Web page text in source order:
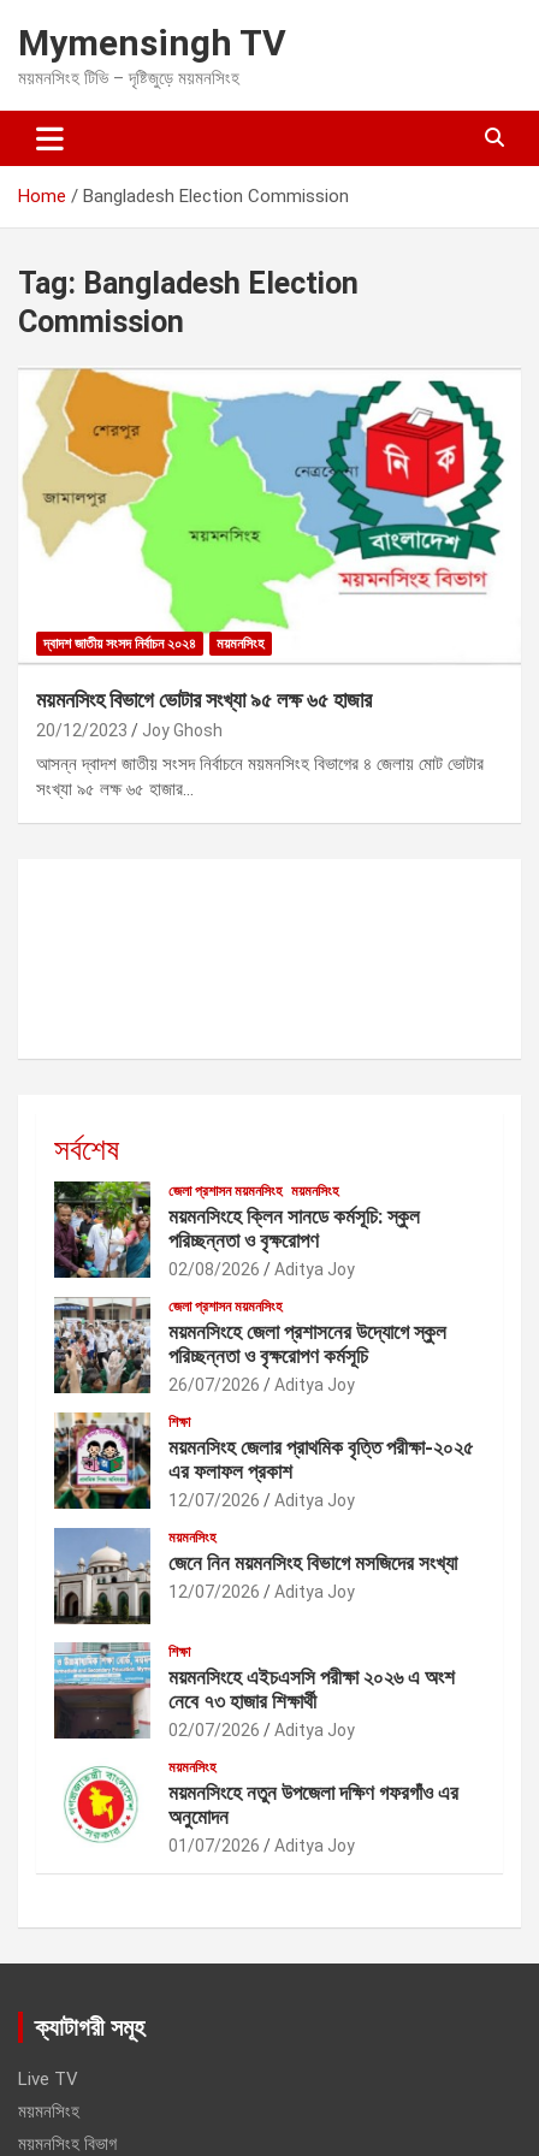
t
c
Mymensingh TV
ময়মনসিংহ টিভি – দৃষ্টিজুড়ে ময়মনসিংহ
Home Bangladesh Election Commission
Tag: Bangladesh Election
Commission
দ্বাদশ জাতীয় সংসদ নির্বাচন ২০২৪ ময়মনসিংহ
ময়মনসিংহ বিভাগে ভোটার সংখ্যা ৯৫ লক্ষ ৬৫ হাজার
20/12/2023 Joy Ghosh
আসন্ন দ্বাদশ জাতীয় সংসদ নির্বাচনে ময়মনসিংহ বিভাগের ৪ জেলায় মোট ভোটার
সংখ্যা ৯৫ লক্ষ ৬৫ হাজার…
সর্বশেষ
জেলা প্রশাসন ময়মনসিংহ ময়মনসিংহ
ময়মনসিংহে ক্লিন সানডে কর্মসূচি: স্কুল
পরিচ্ছন্নতা ও বৃক্ষরোপণ
02/08/2026 Aditya Joy
জেলা প্রশাসন ময়মনসিংহ
ময়মনসিংহে জেলা প্রশাসনের উদ্যোগে স্কুল
পরিচ্ছন্নতা ও বৃক্ষরোপণ কর্মসূচি
26/07/2026 Aditya Joy
শিক্ষা
ময়মনসিংহ জেলার প্রাথমিক বৃত্তি পরীক্ষা-২০২৫
এর ফলাফল প্রকাশ
12/07/2026 Aditya Joy
ময়মনসিংহ
জেনে নিন ময়মনসিংহ বিভাগে মসজিদের সংখ্যা
12/07/2026 Aditya Joy
শিক্ষা
ময়মনসিংহে এইচএসসি পরীক্ষা ২০২৬ এ অংশ
নেবে ৭৩ হাজার শিক্ষার্থী
02/07/2026 Aditya Joy
ময়মনসিংহ
ময়মনসিংহে নতুন উপজেলা দক্ষিণ গফরগাঁও এর
অনুমোদন
01/07/2026 Aditya Joy
ক্যাটাগরী সমূহ
Live TV
ময়মনসিংহ
ময়মনসিংহ বিভাগ